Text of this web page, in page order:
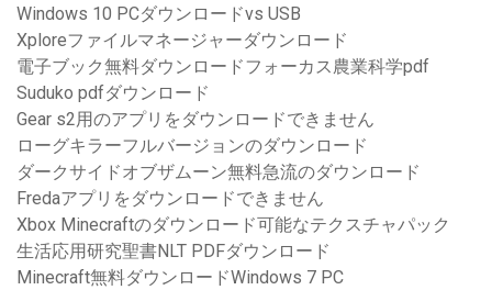
Windows 10 PCダウンロードvs USB
Xploreファイルマネージャーダウンロード
電子ブック無料ダウンロードフォーカス農業科学pdf
Suduko pdfダウンロード
Gear s2用のアプリをダウンロードできません
ローグキラーフルバージョンのダウンロード
ダークサイドオブザムーン無料急流のダウンロード
Fredaアプリをダウンロードできません
Xbox Minecraftのダウンロード可能なテクスチャパック
生活応用研究聖書NLT PDFダウンロード
Minecraft無料ダウンロードWindows 7 PC